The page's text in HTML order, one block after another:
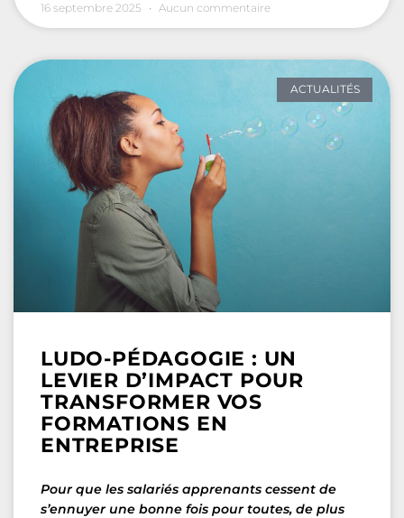
16 septembre 2025 Aucun commentaire
ACTUALITÉS
LUDO-PÉDAGOGIE : UN
LEVIER D’IMPACT POUR
TRANSFORMER VOS
FORMATIONS EN
ENTREPRISE
Pour que les salariés apprenants cessent de
s’ennuyer une bonne fois pour toutes, de plus